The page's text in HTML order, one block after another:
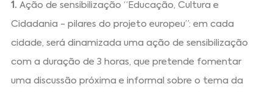
1. Ação de sensibilização “Educação, Cultura e
Cidadania - pilares do projeto europeu”: em cada
cidade, será dinamizada uma ação de sensibilização
com a duração de 3 horas, que pretende fomentar
uma discussão próxima e informal sobre o tema da